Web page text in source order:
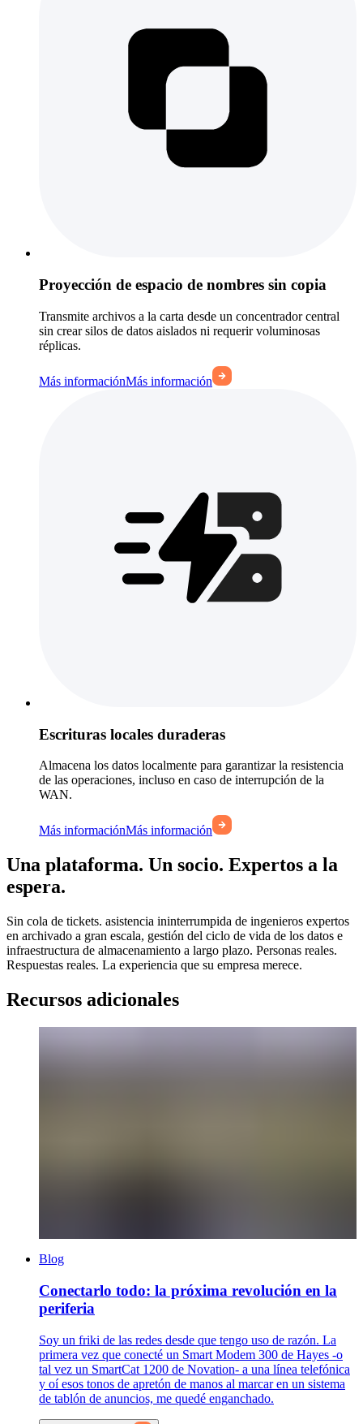
Proyección de espacio de nombres sin copia
Transmite archivos a la carta desde un concentrador central
sin crear silos de datos aislados ni requerir voluminosas
réplicas.
Más informaciónMás información
Escrituras locales duraderas
Almacena los datos localmente para garantizar la resistencia
de las operaciones, incluso en caso de interrupción de la
WAN.
Más informaciónMás información
Una plataforma. Un socio. Expertos a la
espera.
Sin cola de tickets. asistencia ininterrumpida de ingenieros expertos
en archivado a gran escala, gestión del ciclo de vida de los datos e
infraestructura de almacenamiento a largo plazo. Personas reales.
Respuestas reales. La experiencia que su empresa merece.
Recursos adicionales
Blog
Conectarlo todo: la próxima revolución en la
periferia
Soy un friki de las redes desde que tengo uso de razón. La
primera vez que conecté un Smart Modem 300 de Hayes -o
tal vez un SmartCat 1200 de Novation- a una línea telefónica
y oí esos tonos de apretón de manos al marcar en un sistema
de tablón de anuncios, me quedé enganchado.